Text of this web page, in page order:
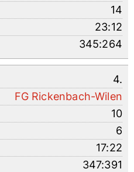
14
23:12
345:264
4.
FG Rickenbach-Wilen
10
6
17:22
347:391